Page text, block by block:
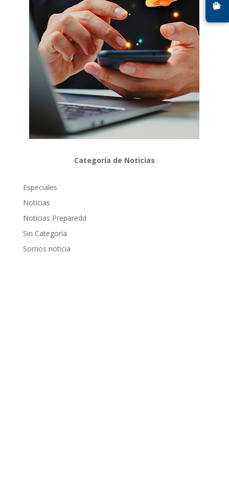
Categoría de Noticias
Especiales
Noticias
Noticias Preparedd
Sin Categoría
Somos noticia